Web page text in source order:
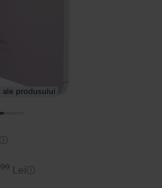
ale produsului
99 Lei